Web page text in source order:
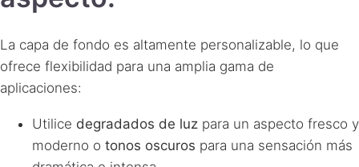
La capa de fondo es altamente personalizable, lo que
ofrece flexibilidad para una amplia gama de
aplicaciones:
Utilice degradados de luz para un aspecto fresco y
moderno o tonos oscuros para una sensación más